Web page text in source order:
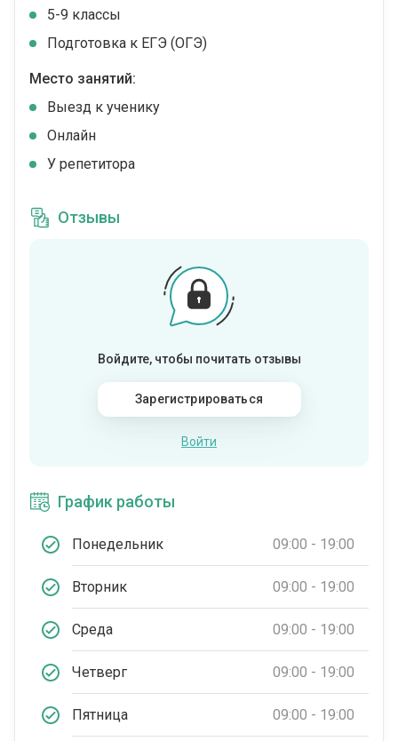
5-9 классы
Подготовка к ЕГЭ (ОГЭ)
Место занятий:
Выезд к ученику
Онлайн
У репетитора
Отзывы
Войдите, чтобы почитать отзывы
Зарегистрироваться
Войти
График работы
Понедельник 09:00 - 19:00
Вторник 09:00 - 19:00
Среда 09:00 - 19:00
Четверг 09:00 - 19:00
Пятница 09:00 - 19:00